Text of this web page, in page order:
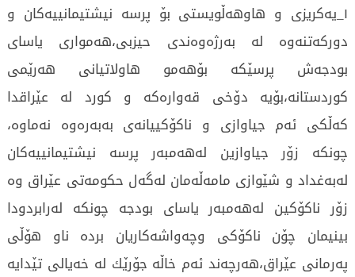
۱_یەكریزی و هاوهەڵویستی بۆ پرسە نیشتیمانییەكان و
دوركەتنەوە لە بەرژەوەندی حیزبی،هەمواری یاسای
بودجەش پرسێكە بۆهەمو هاولاتیانی هەرێمی
كوردستانە،بۆیە دۆخی قەوارەكە و كورد لە عێراقدا
كەڵكی ئەم جیاوازی و ناكۆكییانەی بەبەرەوە نەماوە،
چونکە زۆر جیاوازین لەهەمبەر پرسە نیشتیمانییەكان
لەبەغداد و شێوازی مامەڵەمان لەگەل حكومەتی عێراق وە
زۆر ناكۆكین لەهەمبەر یاسای بودجە چونکە لەرابردودا
بینیمان چۆن ناكۆكی وچەواشەكاریان بردە ناو هۆڵی
پەرمانی عێراق،هەرچەند ئەم خاڵە جۆرێك لە خەیالی تێدایە